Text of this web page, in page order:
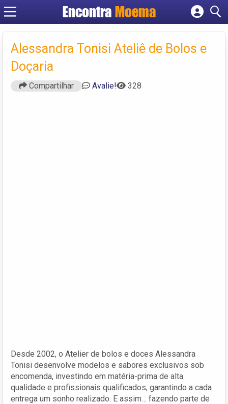
Encontra Moema
Criar conta
Alessandra Tonisi Ateliê de Bolos e
Doçaria
Compartilhar Avalie! 328
Desde 2002, o Atelier de bolos e doces Alessandra
Tonisi desenvolve modelos e sabores exclusivos sob
encomenda, investindo em matéria-prima de alta
qualidade e profissionais qualificados, garantindo a cada
entrega um sonho realizado. E assim… fazendo parte de